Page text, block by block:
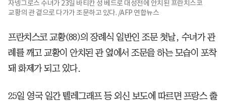
자넹그로스 수녀가 23일 바티칸 성 베드로 대성전에 안치된 프란치스코
교황의 관 곁으로 다가가 조문하고 있다. /AFP 연합뉴스
프란치스코 교황(88)의 장례식 일반인 조문 첫날, 수녀가 관
례를 깨고 교황이 안치된 관 옆에서 조문을 하는 모습이 포착
돼 화제가 되고 있다.
25일 영국 일간 텔레그래프 등 외신 보도에 따르면 프랑스 출